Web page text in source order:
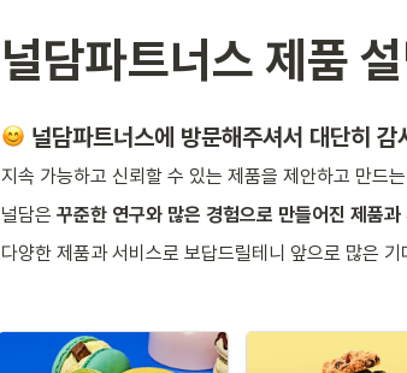
널담파트너스 제품 설
널담파트너스에 방문해주셔서 대단히 감
지속 가능하고 신뢰할 수 있는 제품을 제안하고 만드
널담은 꾸준한 연구와 많은 경험으로 만들어진 제품과
다양한 제품과 서비스로 보답드릴테니 앞으로 많은